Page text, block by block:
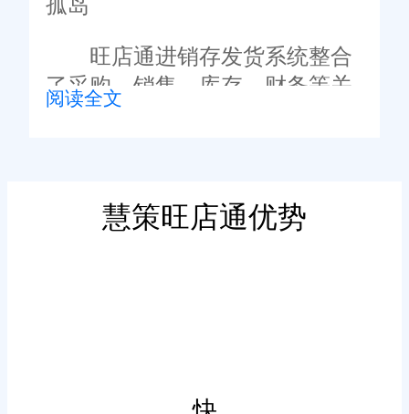
区的应用及其显著优势。
孤岛
旺店通进销存发货系统整合
了采购、销售、库存、财务等关
键环节，实现了数据的实时同步
式让企业能够快速响应市场变
化，把握商机，从而提升整体运
存需求，智能补货，有效避免缺
阅读全文
慧策旺店通优势